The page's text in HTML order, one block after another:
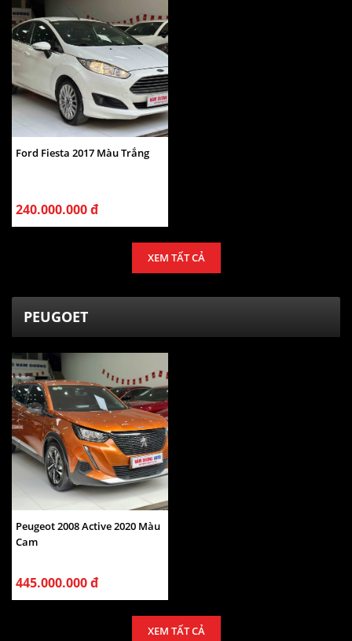
Ford Fiesta 2017 Màu Trắng
240.000.000 đ
XEM TẤT CẢ
PEUGOET
Peugeot 2008 Active 2020 Màu
Cam
445.000.000 đ
XEM TẤT CẢ